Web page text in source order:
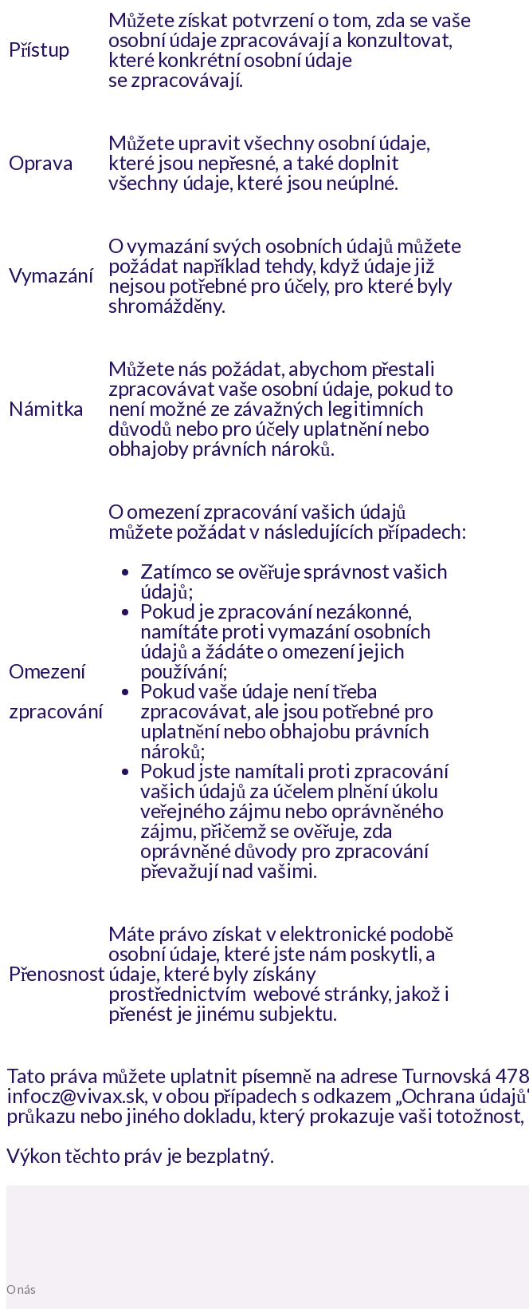
Přístup
Můžete získat potvrzení o tom, zda se vaše
osobní údaje zpracovávají a konzultovat,
které konkrétní osobní údaje
se zpracovávají.
Oprava
Můžete upravit všechny osobní údaje,
které jsou nepřesné, a také doplnit
všechny údaje, které jsou neúplné.
Vymazání
O vymazání svých osobních údajů můžete
požádat například tehdy, když údaje již
nejsou potřebné pro účely, pro které byly
shromážděny.
Námitka
Můžete nás požádat, abychom přestali
zpracovávat vaše osobní údaje, pokud to
není možné ze závažných legitimních
důvodů nebo pro účely uplatnění nebo
obhajoby právních nároků.
Omezení
zpracování
O omezení zpracování vašich údajů
můžete požádat v následujících případech:
Zatímco se ověřuje správnost vašich
údajů;
Pokud je zpracování nezákonné,
namítáte proti vymazání osobních
údajů a žádáte o omezení jejich
používání;
Pokud vaše údaje není třeba
zpracovávat, ale jsou potřebné pro
uplatnění nebo obhajobu právních
nároků;
Pokud jste namítali proti zpracování
vašich údajů za účelem plnění úkolu
veřejného zájmu nebo oprávněného
zájmu, přičemž se ověřuje, zda
oprávněné důvody pro zpracování
převažují nad vašimi.
Přenosnost
Máte právo získat v elektronické podobě
osobní údaje, které jste nám poskytli, a
údaje, které byly získány
prostřednictvím webové stránky, jakož i
přenést je jinému subjektu.
Tato práva můžete uplatnit písemně na adrese Turnovská
infocz@vivax.sk, v obou případech s odkazem „Ochrana
průkazu nebo jiného dokladu, který prokazuje vaši
Výkon těchto práv je bezplatný.
O nás